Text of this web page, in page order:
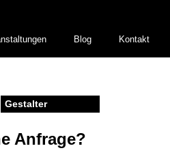
Blog Kontakt
Gestalter
Anfrage?